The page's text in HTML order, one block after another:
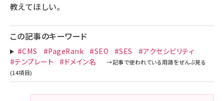
教えてほしい。
この記事のキーワード
#CMS #PageRank #SEO #SES
#アクセシビリティ
#テンプレート
#ドメイン名